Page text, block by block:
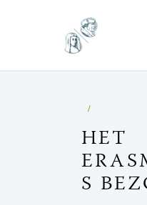
HET
S